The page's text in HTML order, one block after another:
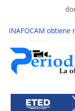
INAFOCAM obtiene
15 de febrero de
cáncer infantil
EL ENFOQUE
MESCyT y
reclusos
MESCyT presenta